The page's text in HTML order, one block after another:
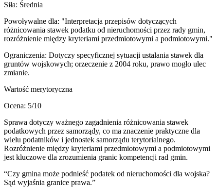
Siła: Średnia
Powoływalne dla: "Interpretacja przepisów dotyczących
różnicowania stawek podatku od nieruchomości przez rady gmin,
rozróżnienie między kryteriami przedmiotowymi a podmiotowymi."
Ograniczenia: Dotyczy specyficznej sytuacji ustalania stawek dla
gruntów wojskowych; orzeczenie z 2004 roku, prawo mogło ulec
zmianie.
Wartość merytoryczna
Ocena: 5/10
Sprawa dotyczy ważnego zagadnienia różnicowania stawek
podatkowych przez samorządy, co ma znaczenie praktyczne dla
wielu podatników i jednostek samorządu terytorialnego.
Rozróżnienie między kryteriami przedmiotowymi a podmiotowymi
jest kluczowe dla zrozumienia granic kompetencji rad gmin.
“Czy gmina może podnieść podatek od nieruchomości dla wojska?
Sąd wyjaśnia granice prawa.”